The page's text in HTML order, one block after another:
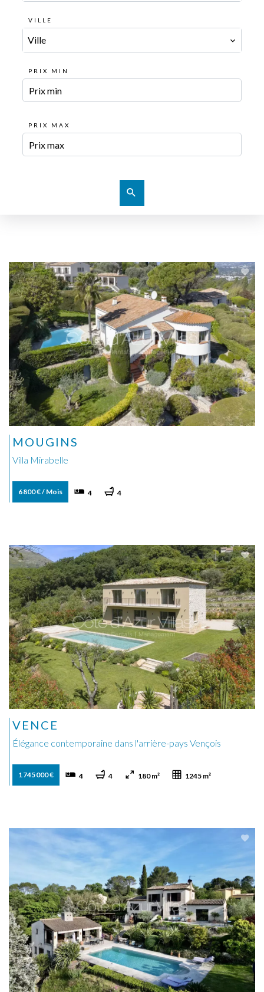
VILLE
Ville
PRIX MIN
PRIX MAX
MOUGINS
Villa Mirabelle
6 800 € / Mois 4 4
VENCE
Élégance contemporaine dans l'arrière-pays Vençois
1 745 000 € 4 4 180 m² 1245 m²